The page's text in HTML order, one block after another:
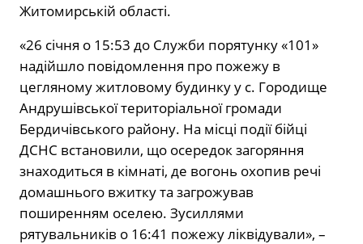
Житомирській області.
«26 січня о 15:53 до Служби порятунку «101»
надійшло повідомлення про пожежу в
цегляному житловому будинку у с. Городище
Андрушівської територіальної громади
Бердичівського району. На місці події бійці
ДСНС встановили, що осередок загоряння
знаходиться в кімнаті, де вогонь охопив речі
домашнього вжитку та загрожував
поширенням оселею. Зусиллями
рятувальників о 16:41 пожежу ліквідували», –